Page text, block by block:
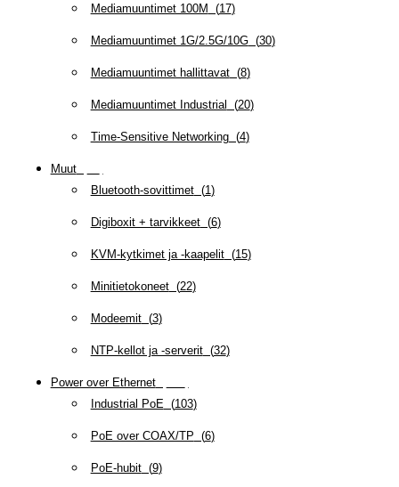
Mediamuuntimet 100M (17)
Mediamuuntimet 1G/2.5G/10G(30)
Mediamuuntimet hallittavat(8)
Mediamuuntimet Industrial (20)
Time-Sensitive Networking(4)
Muut(
Bluetooth-sovittimet(1 )
Digiboxit + tarvikkeet(6)
KVM-kytkimet ja -kaapelit(15)
Minitietokoneet(22)
Modeemit(3)
NTP-kellot ja -serverit(32)
Power over Ethernet(
Industrial PoE (103)
PoE over COAX/TP (6)
PoE-hubit(9)